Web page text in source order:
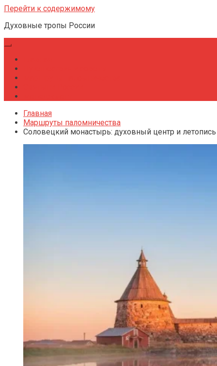
Перейти к содержимому
Духовные тропы России
Главная
Маршруты паломничества
Соловецкий монастырь: духовный центр и